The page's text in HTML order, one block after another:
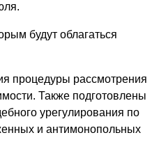
будут облагаться
процедуры рассмотрения
Также подготовлены
урегулирования по
и антимонопольных